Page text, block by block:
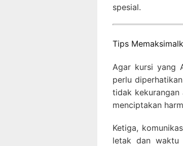
spesial.
Tips
Agar kursi yang
perlu
tidak kekurangan
menciptakan
Ketiga,
letak dan waktu